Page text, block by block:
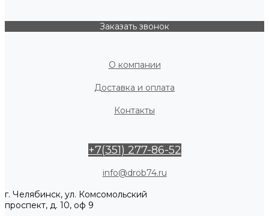
Заказать звонок
О компании
Доставка и оплата
Контакты
+7(351) 277-86-52
info@drob74.ru
г. Челябинск, ул. Комсомольский
проспект, д. 10, оф 9